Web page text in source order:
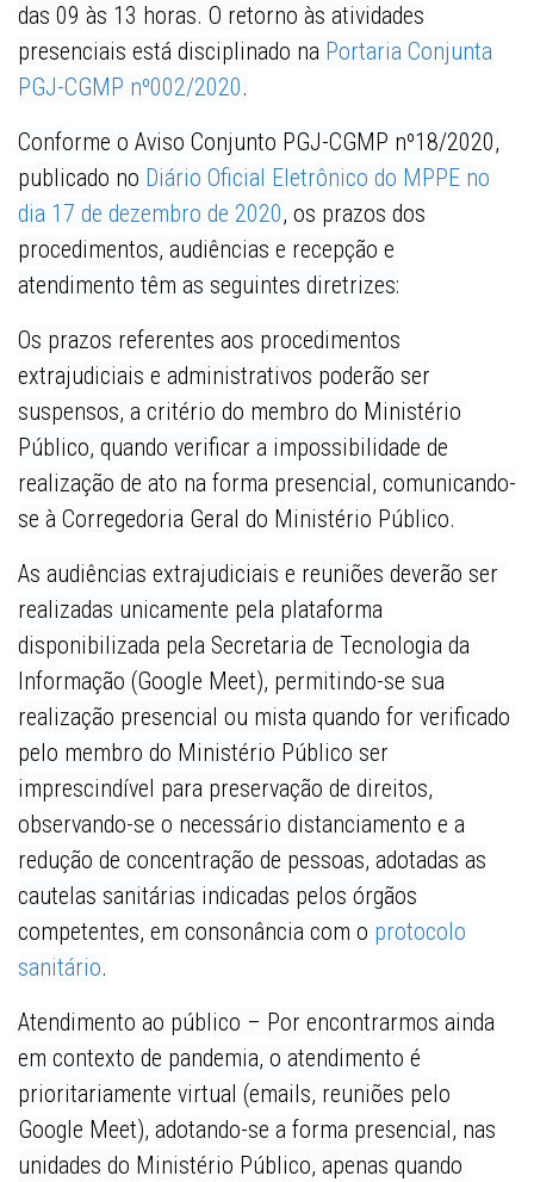
das 09 às 13 horas. O retorno às atividades
presenciais está disciplinado na Portaria Conjunta
PGJ-CGMP nº002/2020.
Conforme o Aviso Conjunto PGJ-CGMP nº18/2020,
publicado no Diário Oficial Eletrônico do MPPE no
dia 17 de dezembro de 2020, os prazos dos
procedimentos, audiências e recepção e
atendimento têm as seguintes diretrizes:
Os prazos referentes aos procedimentos
extrajudiciais e administrativos poderão ser
suspensos, a critério do membro do Ministério
Público, quando verificar a impossibilidade de
realização de ato na forma presencial, comunicando-
se à Corregedoria Geral do Ministério Público.
As audiências extrajudiciais e reuniões deverão ser
realizadas unicamente pela plataforma
disponibilizada pela Secretaria de Tecnologia da
Informação (Google Meet), permitindo-se sua
realização presencial ou mista quando for verificado
pelo membro do Ministério Público ser
imprescindível para preservação de direitos,
observando-se o necessário distanciamento e a
redução de concentração de pessoas, adotadas as
cautelas sanitárias indicadas pelos órgãos
competentes, em consonância com o protocolo
sanitário.
Atendimento ao público – Por encontrarmos ainda
em contexto de pandemia, o atendimento é
prioritariamente virtual (emails, reuniões pelo
Google Meet), adotando-se a forma presencial, nas
unidades do Ministério Público, apenas quando